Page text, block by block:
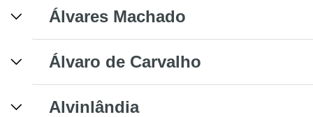
Álvares Machado
Álvaro de Carvalho
Alvinlândia